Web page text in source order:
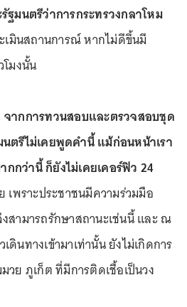
ฐมนตรีว่าการกระทรวงกลาโหม
เมินสถานการณ์ หากไม่ดีขึ้นมี
มงนั้น
จากการทวนสอบและตรวจสอบชุด
ตรีไม่เคยพูดคำนี้ แม้ก่อนหน้าเรา
กว่านี้ ก็ยังไม่เคยเคอร์ฟิว 24
เพราะประชาชนมีความร่วมมือ
สามารถรักษาสถานะเช่นนี้ และ ณ
นทางเข้ามาเท่านั้น ยังไม่เกิดการ
ย ภูเก็ต ที่มีการติดเชื้อเป็นวง